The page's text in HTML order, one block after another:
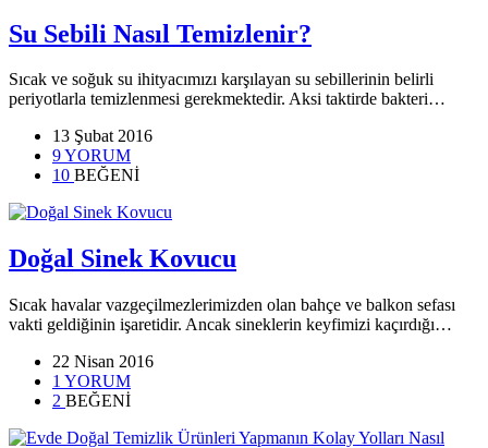
Su Sebili Nasıl Temizlenir?
Sıcak ve soğuk su ihityacımızı karşılayan su sebillerinin belirli
periyotlarla temizlenmesi gerekmektedir. Aksi taktirde bakteri…
13 Şubat 2016
9 YORUM
10 BEĞENİ
Doğal Sinek Kovucu
Sıcak havalar vazgeçilmezlerimizden olan bahçe ve balkon sefası
vakti geldiğinin işaretidir. Ancak sineklerin keyfimizi kaçırdığı…
22 Nisan 2016
1 YORUM
2 BEĞENİ